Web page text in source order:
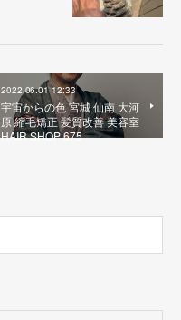
2022.06.01 12:33
宇宙からの色 宮城 仙南 大河
原 縮毛矯正 髪質改善 美容室
HAIR SHOP 675